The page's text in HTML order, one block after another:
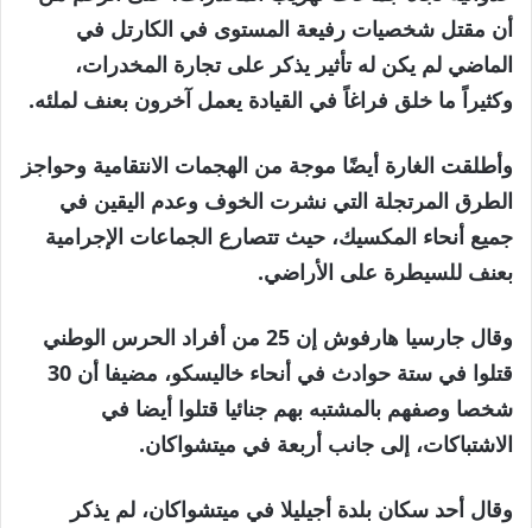
أن مقتل شخصيات رفيعة المستوى في الكارتل في
الماضي لم يكن له تأثير يذكر على تجارة المخدرات،
وكثيراً ما خلق فراغاً في القيادة يعمل آخرون بعنف لملئه.
وأطلقت الغارة أيضًا موجة من الهجمات الانتقامية وحواجز
الطرق المرتجلة التي نشرت الخوف وعدم اليقين في
جميع أنحاء المكسيك، حيث تتصارع الجماعات الإجرامية
بعنف للسيطرة على الأراضي.
وقال جارسيا هارفوش إن 25 من أفراد الحرس الوطني
قتلوا في ستة حوادث في أنحاء خاليسكو، مضيفا أن 30
شخصا وصفهم بالمشتبه بهم جنائيا قتلوا أيضا في
الاشتباكات، إلى جانب أربعة في ميتشواكان.
وقال أحد سكان بلدة أجيليلا في ميتشواكان، لم يذكر